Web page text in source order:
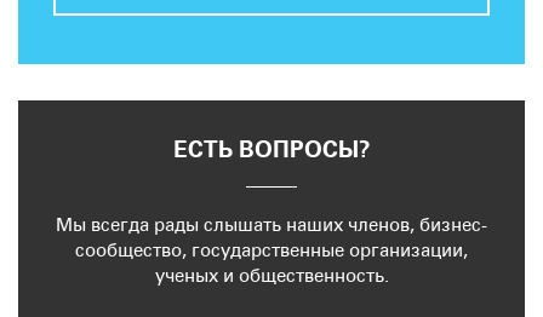
ЕСТЬ ВОПРОСЫ?
Мы всегда рады слышать наших членов, бизнес-
сообщество, государственные организации,
ученых и общественность.